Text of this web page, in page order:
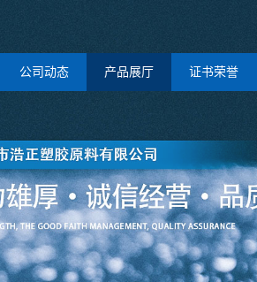
公司动态 产品展厅 证书荣誉